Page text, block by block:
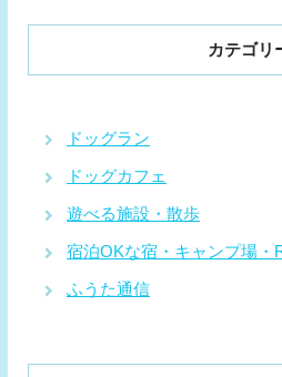
カテゴリ
ドッグラン
ドッグカフェ
遊べる施設・散歩
宿泊OKな宿・キャンプ場・
ふうた通信